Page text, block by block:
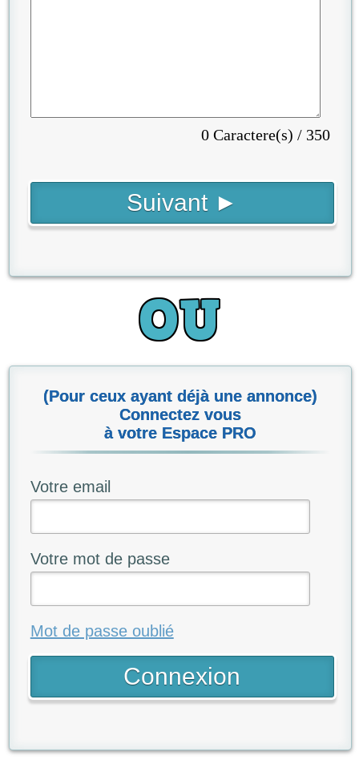
0 Caractere(s) / 350
(Pour ceux ayant déjà une annonce)
Connectez vous
à votre Espace PRO
Votre email
Votre mot de passe
Mot de passe oublié